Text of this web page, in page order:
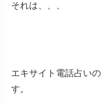
それは、、、
エキサイト電話占いの
す。